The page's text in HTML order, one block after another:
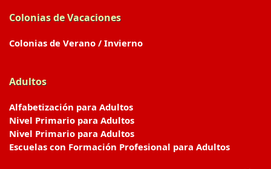
Colonias de Vacaciones
Colonias de Verano / Invierno
Adultos
Alfabetización para Adultos
Nivel Primario para Adultos
Nivel Primario para Adultos
Escuelas con Formación Profesional para Adultos